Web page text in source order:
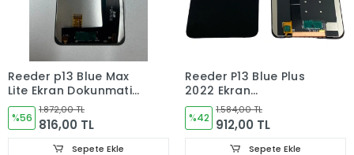
Reeder p13 Blue Max
Lite Ekran Dokunmatik
Cam
%56
1.872,00 TL
816,00 TL
Sepete Ekle
Reeder P13 Blue Plus
2022 Ekran
Dokunmatik Cam
%42
1.584,00 TL
912,00 TL
Sepete Ekle